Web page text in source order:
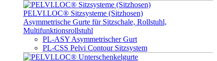
PELVI.LOC® Sitzsysteme (Sitzhosen)
Asymmetrische Gurte für Sitzschale, Rollstuhl,
Multifunktionsrollstuhl
PL-ASY Asymmetrischer Gurt
PL-CSS Pelvi Contour Sitzsystem